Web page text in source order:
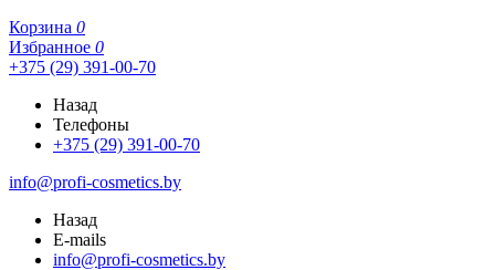
Корзина 0
Избранное 0
+375 (29) 391-00-70
Назад
Телефоны
+375 (29) 391-00-70
info@profi-cosmetics.by
Назад
E-mails
info@profi-cosmetics.by